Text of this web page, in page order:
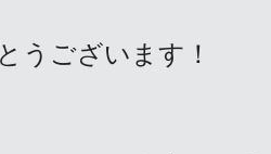
うございます！